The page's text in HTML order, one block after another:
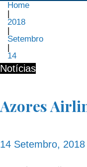
Home
|
2018
|
Setembro
|
14
Dia:
14
Notícias
Azores
14 Setembro, 2018